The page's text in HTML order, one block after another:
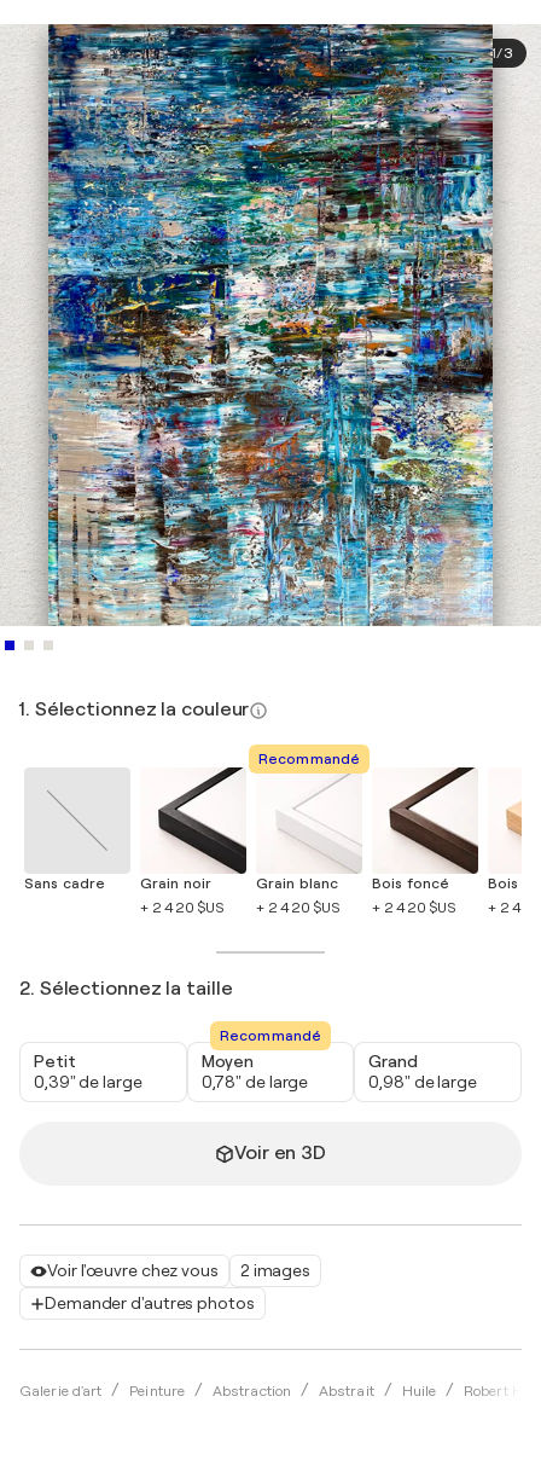
Voir l'œuvre chez vous
2 images
Demander d'autres photos
Galerie d'art Peinture Abstraction Abstrait Huile Robert H N
1/3
1. Sélectionnez la couleur
Sans cadre
Grain noir
+ 2 420 $US
Recommandé
Grain blanc
+ 2 420 $US
Bois foncé
+ 2 420 $US
Bois
+ 2
2. Sélectionnez la taille
Petit
0,39" de large
Recommandé
Moyen
0,78" de large
Grand
0,98" de large
Voir en 3D